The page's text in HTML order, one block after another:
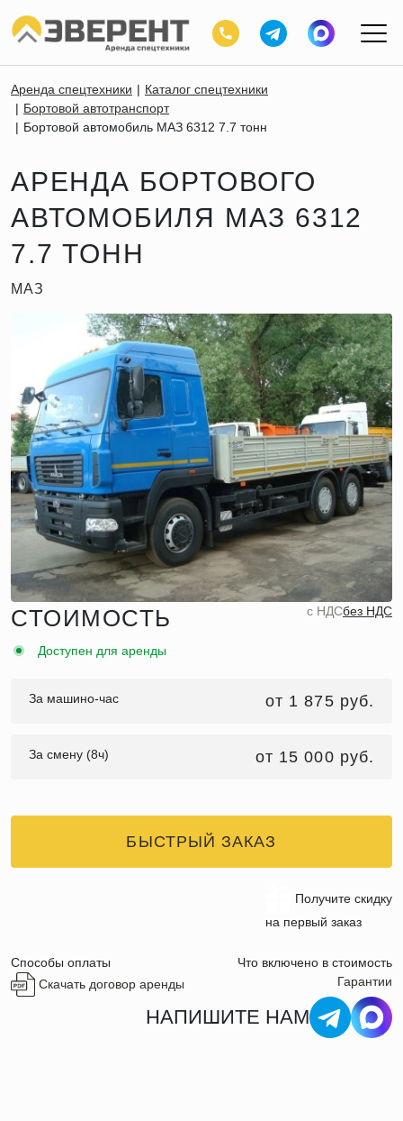
Аренда спецтехники
Каталог спецтехники
Бортовой автотранспорт
Бортовой автомобиль МАЗ 6312 7.7 тонн
АРЕНДА БОРТОВОГО
АВТОМОБИЛЯ МАЗ 6312
7.7 ТОНН
МАЗ
СТОИМОСТЬ c НДСбез НДС
Доступен для аренды
За машино-час от 1 875 руб.
За смену (8ч) от 15 000 руб.
БЫСТРЫЙ ЗАКАЗ
Получите скидку
на первый заказ
Способы оплаты
Что включено в стоимость
Скачать договор аренды
Гарантии
НАПИШИТЕ НАМ